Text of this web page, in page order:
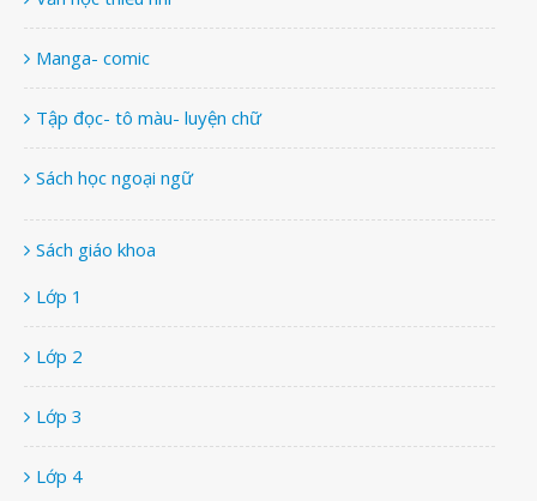
Manga- comic
Tập đọc- tô màu- luyện chữ
Sách học ngoại ngữ
Sách giáo khoa
Lớp 1
Lớp 2
Lớp 3
Lớp 4